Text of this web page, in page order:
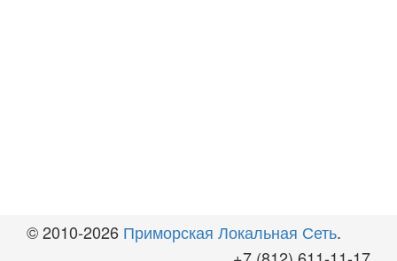
© 2010-2026 Приморская Локальная Сеть.